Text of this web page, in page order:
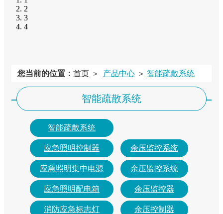
2
3
4
您当前的位置： 首页 > 产品中心 > 智能疏散系统
>
智能疏散系统
智能疏散系统
应急照明控制器
应急照明集中电源
应急照明配电箱
消防应急标志灯
余压监控系统
余压监控系统
余压监控器
余压控制器